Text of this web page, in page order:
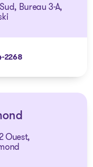
Bureau 3-A,
2268
Ouest,